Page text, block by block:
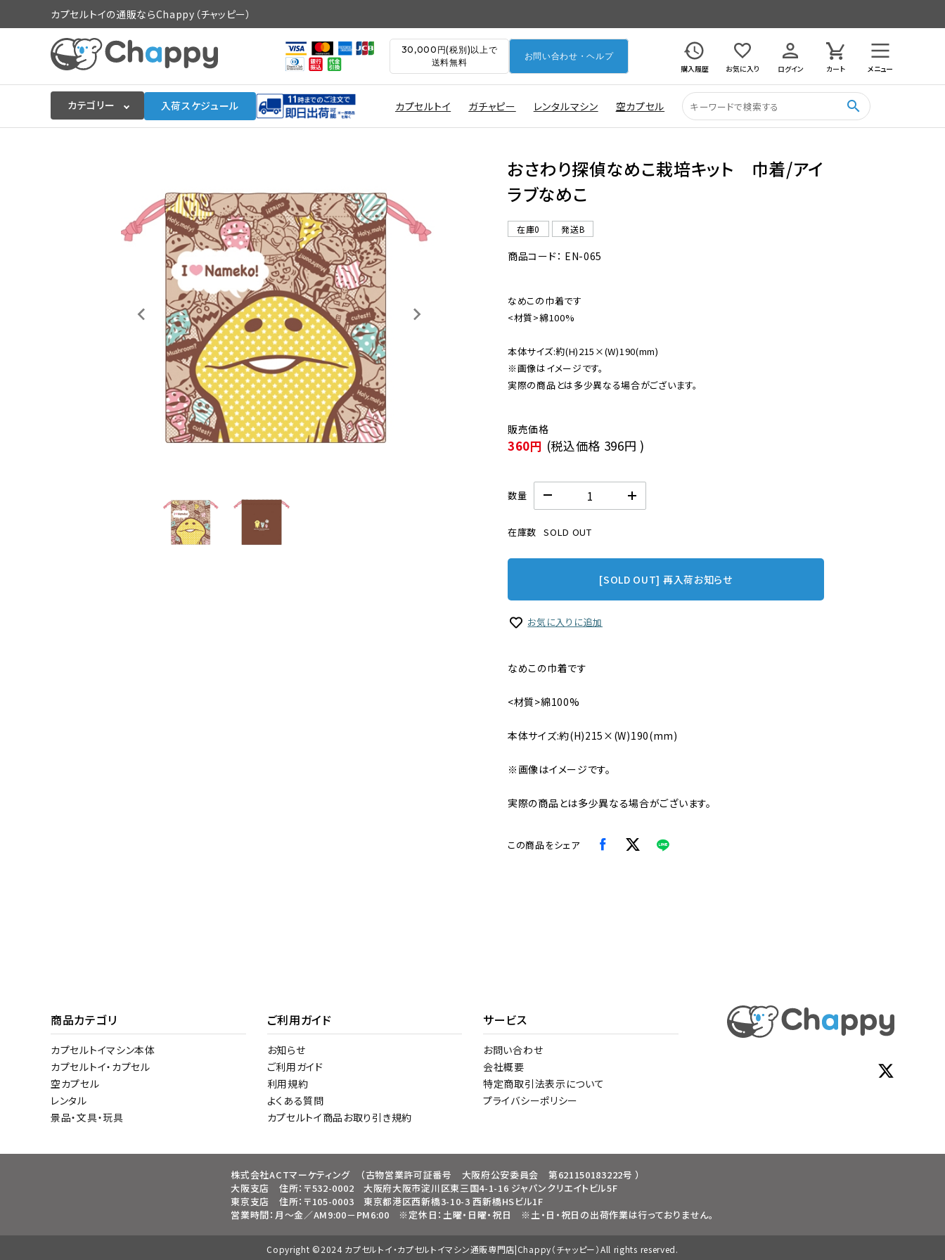
カプセルトイの通販ならChappy（チャッピー）
30,000円(税別)以上で
送料無料
お問い合わせ・ヘルプ
購入履歴
お気に入り ログイン カート メニュー
カテゴリー 入荷スケジュール カプセルトイ ガチャピー レンタルマシン 空カプセル search
カプセルトイマシン本体
おさわり探偵なめこ栽培キット 巾着/アイ
ラブなめこ
在庫0 発送B
商品コード： EN-065
なめこの巾着です
<材質>綿100%
本体サイズ:約(H)215×(W)190(mm)
※画像はイメージです。
実際の商品とは多少異なる場合がございます。
360円 (税込価格 396円 )
数量
在庫数 SOLD OUT
[SOLD OUT] 再入荷お知らせ
お気に入りに追加
なめこの巾着です
<材質>綿100%
本体サイズ:約(H)215×(W)190(mm)
※画像はイメージです。
実際の商品とは多少異なる場合がございます。
この商品をシェア
商品カテゴリ
カプセルトイマシン本体
カプセルトイ・カプセル
空カプセル
レンタル
景品・文具・玩具
ご利用ガイド
お知らせ
ご利用ガイド
利用規約
よくある質問
カプセルトイ商品お取り引き規約
サービス
お問い合わせ
会社概要
特定商取引法表示について
プライバシーポリシー
株式会社ACTマーケティング
（古物営業許可証番号 大阪府公安委員会 第621150183222号 ）
大阪支店 住所：〒532-0002 大阪府大阪市淀川区東三国4-1-16 ジャパンクリエイトビル5F
東京支店 住所：〒105-0003 東京都港区西新橋3-10-3 西新橋HSビル1F
営業時間：月～金／AM9:00－PM6:00 ※定休日：土曜・日曜・祝日 ※土・日・祝日の出荷作業は行っておりません。
Copyright ©2024 カプセルトイ・カプセルトイマシン通販専門店|Chappy（チャッピー）All rights reserved.